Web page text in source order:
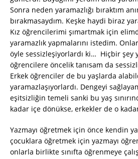
Sonra neden yaramazlığı bıraktım
bırakmasaydım. Keşke haydi biraz
Kız öğrencilerimi şımartmak için
yaramazlık yapmalarını istedim.
öyle sessizleşiyorlardı ki… Hiçbir şey
öğrencilere öncelik tanısam da
Erkek öğrenciler de bu yaşlarda
yaramazlaşıyorlardı. Dengeyi
eşitsizliğin temeli sanki bu yaş
kadar içe dönükse, erkekler de o
Yazmayı öğretmek için önce kendin
çocuklara öğretmek için yazmayı
onlarla birlikte sınıfta öğrenmeye